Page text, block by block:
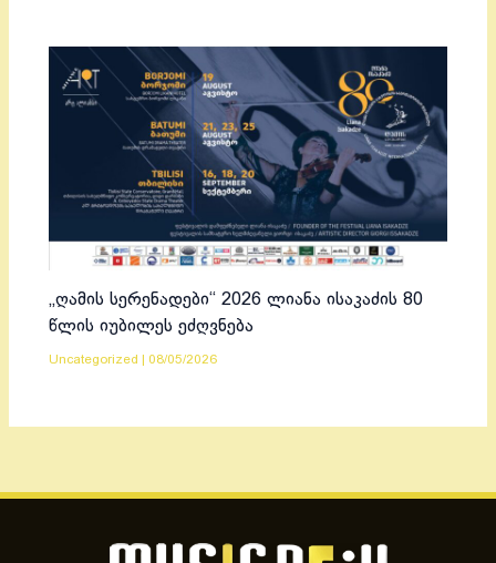
„ღამის სერენადები“ 2026 ლიანა ისაკაძის 80
წლის იუბილეს ეძღვნება
Uncategorized 08/05/2026